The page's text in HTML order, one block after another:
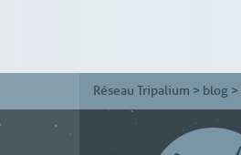
Réseau Tripalium > blog >